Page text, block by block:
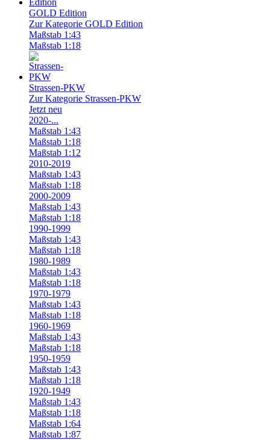
GOLD Edition
Zur Kategorie GOLD Edition
Maßstab 1:43
Maßstab 1:18
Strassen-PKW
Zur Kategorie Strassen-PKW
Jetzt neu
2020-...
Maßstab 1:43
Maßstab 1:18
Maßstab 1:12
2010-2019
Maßstab 1:43
Maßstab 1:18
2000-2009
Maßstab 1:43
Maßstab 1:18
1990-1999
Maßstab 1:43
Maßstab 1:18
1980-1989
Maßstab 1:43
Maßstab 1:18
1970-1979
Maßstab 1:43
Maßstab 1:18
1960-1969
Maßstab 1:43
Maßstab 1:18
1950-1959
Maßstab 1:43
Maßstab 1:18
1920-1949
Maßstab 1:43
Maßstab 1:18
Maßstab 1:64
Maßstab 1:87